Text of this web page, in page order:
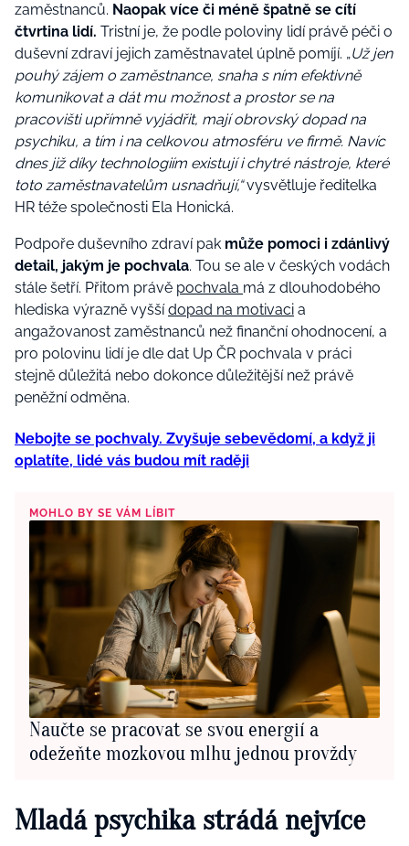
zaměstnanců. Naopak více či méně špatně se cítí
čtvrtina lidí. Tristní je, že podle poloviny lidí právě péči o
duševní zdraví jejich zaměstnavatel úplně pomíjí. „Už jen
pouhý zájem o zaměstnance, snaha s ním efektivně
komunikovat a dát mu možnost a prostor se na
pracovišti upřímně vyjádřit, mají obrovský dopad na
psychiku, a tím i na celkovou atmosféru ve firmě. Navíc
dnes již díky technologiím existují i chytré nástroje, které
toto zaměstnavatelům usnadňují,“vysvětluje ředitelka
HR téže společnosti Ela Honická.
Podpoře duševního zdraví pak může pomoci i zdánlivý
detail, jakým je pochvala. Tou se ale v českých vodách
stále šetří. Přitom právě pochvala má z dlouhodobého
hlediska výrazně vyššídopad na motivaci a
angažovanost zaměstnanců než finanční ohodnocení, a
pro polovinu lidí je dle dat Up ČR pochvala v práci
stejně důležitá nebo dokonce důležitější než právě
peněžní odměna.
Nebojte se pochvaly. Zvyšuje sebevědomí, a když ji
oplatíte, lidé vás budou mít raději
MOHLO BY SE VÁM LÍBIT
Naučte se pracovat se svou energií a
odežeňte mozkovou mlhu jednou provždy
Mladá psychika strádá nejvíce